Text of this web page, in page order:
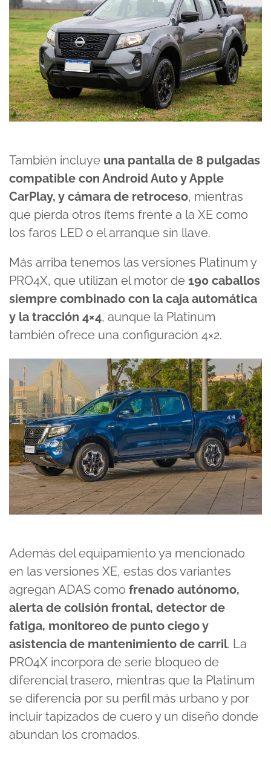
También incluye una pantalla de 8 pulgadas
compatible con Android Auto y Apple
CarPlay, y cámara de retroceso, mientras
que pierda otros ítems frente a la XE como
los faros LED o el arranque sin llave.
Más arriba tenemos las versiones Platinum y
PRO4X, que utilizan el motor de 190 caballos
siempre combinado con la caja automática
y la tracción 4×4, aunque la Platinum
también ofrece una configuración 4×2.
Además del equipamiento ya mencionado
en las versiones XE, estas dos variantes
agregan ADAS como frenado autónomo,
alerta de colisión frontal, detector de
fatiga, monitoreo de punto ciego y
asistencia de mantenimiento de carril. La
PRO4X incorpora de serie bloqueo de
diferencial trasero, mientras que la Platinum
se diferencia por su perfil más urbano y por
incluir tapizados de cuero y un diseño donde
abundan los cromados.